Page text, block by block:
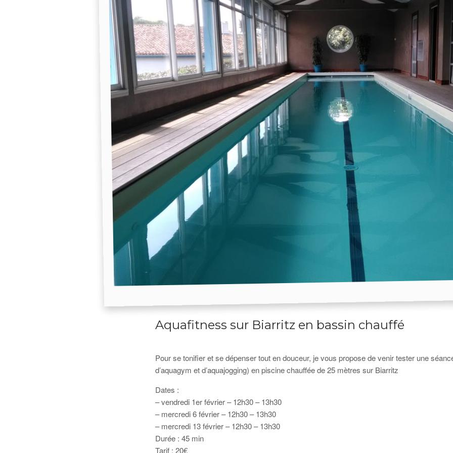
Aquafitness sur Biarritz en bassin chauffé
Pour se tonifier et se dépenser tout en douceur, je vous propose de venir tester une
d’aquagym et d’aquajogging) en piscine chauffée de 25 mètres sur Biarritz
Dates :
– vendredi 1er février – 12h30 – 13h30
– mercredi 6 février – 12h30 – 13h30
– mercredi 13 février – 12h30 – 13h30
Durée : 45 min
Tarif : 20€